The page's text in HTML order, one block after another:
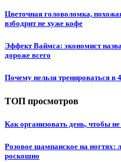
Цветочная головоломка,
взбодрит не хуже кофе
Эффект Ваймса: экономист
дороже всего
Почему нельзя тренироваться в
ТОП просмотров
Как организовать день, чтобы
Розовое шампанское на ногтях:
роскошно